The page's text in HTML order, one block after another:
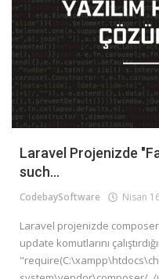
Yazılım Dilleri
İletişim
Giriş
Kayıt
Türkçe
Laravel Projenizde
such...
CodebaySoftware Nisan
Laravel projenizde
update komutlarını